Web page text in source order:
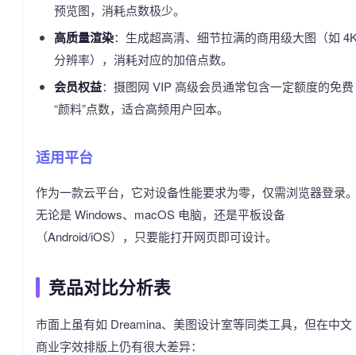
预览图，消耗点数极少。
高质量渲染：生成超高清、细节拉满的商用级大图（如
分辨率），消耗对应的加倍点数。
会员权益：摄图网 VIP 高级会员通常包含一定额度的免费
“颜料”点数，适合高频用户回本。
适用平台
作为一款云平台，它对设备性能要求为零，仅需浏览器登录
无论是 Windows、macOS 电脑，还是平板设备
（Android/iOS），只要能打开网页即可设计。
竞品对比分析表
市面上虽有如 Dreamina、美图设计室等同类工具，但在中文
商业字效排版上仍有很大差异：